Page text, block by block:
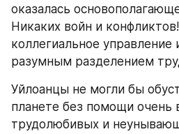
оказалась
Никаких войн и
коллегиальное управление
разумным разделением
Уйлоанцы не могли бы
планете без помощи очень
трудолюбивых и